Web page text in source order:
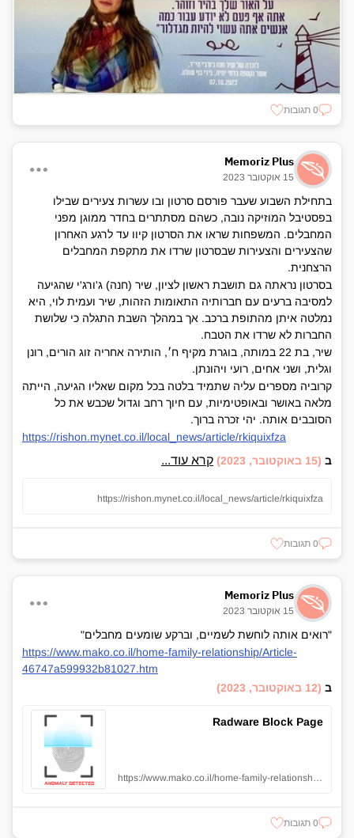
0 תגובות
Memoriz Plus
15 אוקטובר 2023
בתחילת השבוע שעבר פורסם סרטון ובו עשרות צעירים שבילו
בפסטיבל המוזיקה נובה, כשהם מסתתרים בחדר ממוגן מפני
המחבלים. המשפחות שראו את הסרטון קיוו עד לרגע האחרון
שהצעירים והצעירות שבסרטון שרדו את מתקפת המחבלים
הרצחנית.
בסרטון נראתה גם תושבת ראשון לציון, שיר (חנה) ג'ורג'י שהגיעה
למסיבה ברעים עם חברותיה התאומות הזהות, שיר ועמית לוי, היא
נמלטה איתן מהתופת ברכב. אך במהלך השבת התגלה כי שלושת
החברות לא שרדו את הטבח.
שיר, בת 22 במותה, בוגרת מקיף ח׳, הותירה אחריה זוג הורים, רונן
וגלית, ושני אחים, רועי ויהונתן.
קרוביה מספרים עליה שתמיד בלטה בכל מקום שאליו הגיעה, הייתה
מלאה באושר ובאופטימיות, עם חיוך רחב וגדול שכבש את כל
הסובבים אותה. יהי זכרה ברוך.
https://rishon.mynet.co.il/local_news/article/rkiquixfza
ב (15 באוקטובר, 2023) קרא עוד...
https://rishon.mynet.co.il/local_news/article/rkiquixfza
0 תגובות
Memoriz Plus
15 אוקטובר 2023
"רואים אותה לוחשת לשמיים, וברקע שומעים מחבלים"
https://www.mako.co.il/home-family-relationship/Article-
46747a599932b81027.htm
ב (12 באוקטובר, 2023)
Radware Block Page
https://www.mako.co.il/home-family-relationship/Article-46747a599932b81027.htm
0 תגובות